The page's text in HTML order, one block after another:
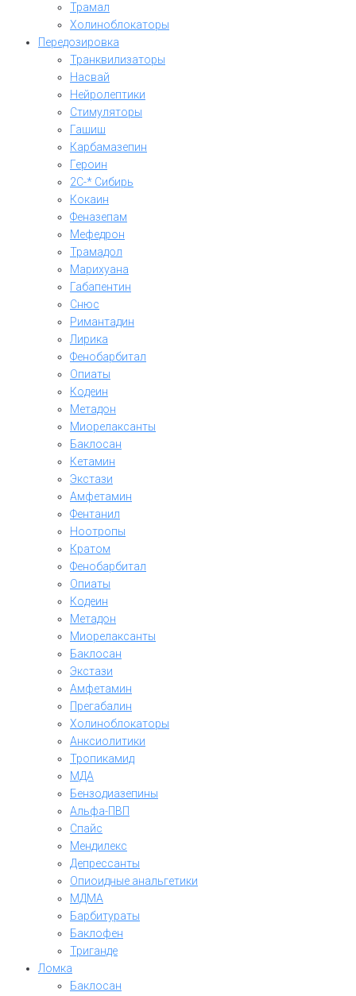
Трамал
Холиноблокаторы
Передозировка
Транквилизаторы
Насвай
Нейролептики
Стимуляторы
Гашиш
Карбамазепин
Героин
2C-* Сибирь
Кокаин
Феназепам
Мефедрон
Трамадол
Марихуана
Габапентин
Снюс
Римантадин
Лирика
Фенобарбитал
Опиаты
Кодеин
Метадон
Миорелаксанты
Баклосан
Кетамин
Экстази
Амфетамин
Фентанил
Ноотропы
Кратом
Фенобарбитал
Опиаты
Кодеин
Метадон
Миорелаксанты
Баклосан
Экстази
Амфетамин
Прегабалин
Холиноблокаторы
Анксиолитики
Тропикамид
МДА
Бензодиазепины
Альфа-ПВП
Спайс
Мендилекс
Депрессанты
Опиоидные анальгетики
МДМА
Барбитураты
Баклофен
Триганде
Ломка
Баклосан